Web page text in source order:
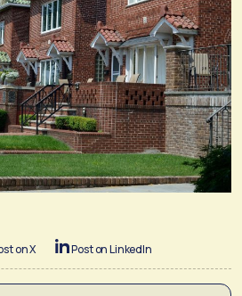
on X Post on LinkedIn